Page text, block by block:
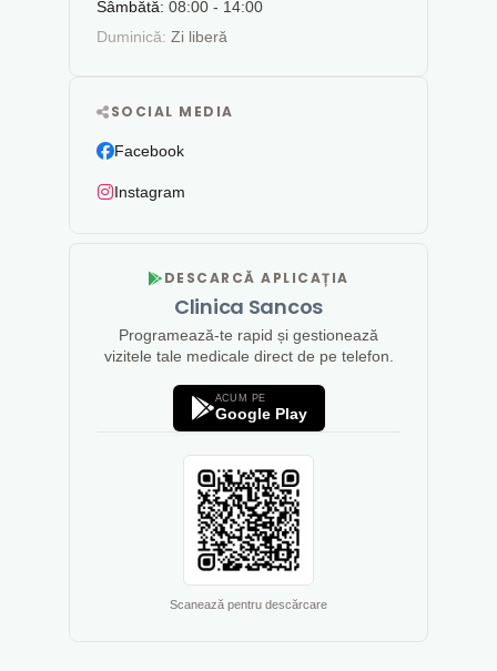
Sâmbătă: 08:00 - 14:00
Duminică: Zi liberă
SOCIAL MEDIA
Facebook
Instagram
DESCARCĂ APLICAȚIA
Clinica Sancos
Programează-te rapid și gestionează
vizitele tale medicale direct de pe telefon.
ACUM PE
Google Play
Scanează pentru descărcare